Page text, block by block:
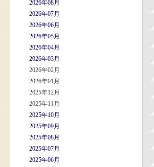
2026年08月
2026年07月
2026年06月
2026年05月
2026年04月
2026年03月
2026年02月
2026年01月
2025年12月
2025年11月
2025年10月
2025年09月
2025年08月
2025年07月
2025年06月